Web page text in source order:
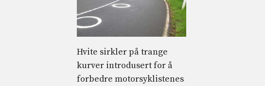
Hvite sirkler på trange
kurver introdusert for å
forbedre motorsyklistenes